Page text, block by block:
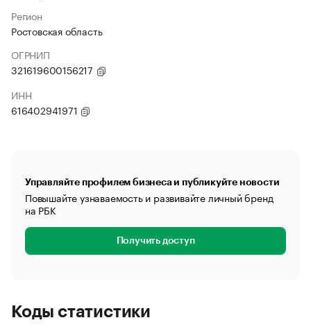
Регион
Ростовская область
ОГРНИП
321619600156217
ИНН
616402941971
Управляйте профилем бизнеса и публикуйте новости
Повышайте узнаваемость и развивайте личный бренд
на РБК
Получить доступ
Коды статистики